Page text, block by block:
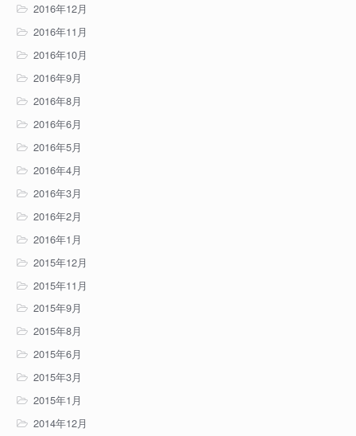
2016年12月
2016年11月
2016年10月
2016年9月
2016年8月
2016年6月
2016年5月
2016年4月
2016年3月
2016年2月
2016年1月
2015年12月
2015年11月
2015年9月
2015年8月
2015年6月
2015年3月
2015年1月
2014年12月